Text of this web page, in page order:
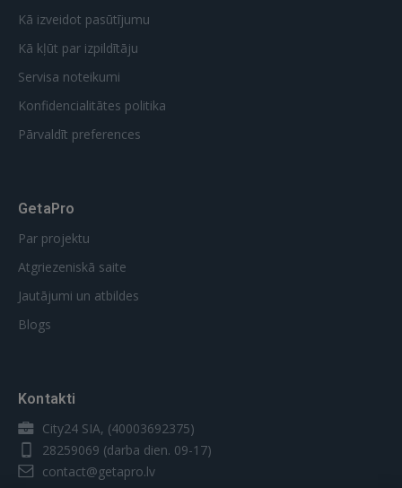
Vēl neesat reģistrējies?
Kā izveidot pasūtījumu
Kā kļūt par izpildītāju
Servisa noteikumi
Konfidencialitātes politika
Pārvaldīt preferences
GetaPro
Par projektu
Atgriezeniskā saite
Jautājumi un atbildes
Blogs
Kontakti
City24 SIA, (40003692375)
28259069 (darba dien. 09-17)
contact@getapro.lv